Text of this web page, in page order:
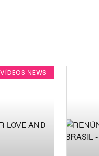
VÍDEOS NEWS